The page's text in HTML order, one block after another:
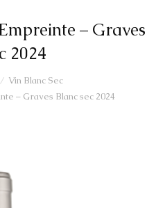
– Graves
2024
Vin Blanc Sec
– Graves Blanc sec 2024